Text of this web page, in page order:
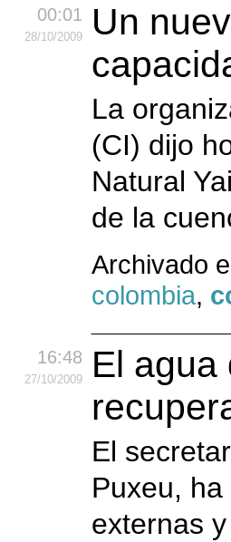
00:01
28/10/2009
Un
La
(CI) dijo
Natural
de la
Archivado
colombia,
16:48
27/10/2009
El agua
El
Puxeu,
externas